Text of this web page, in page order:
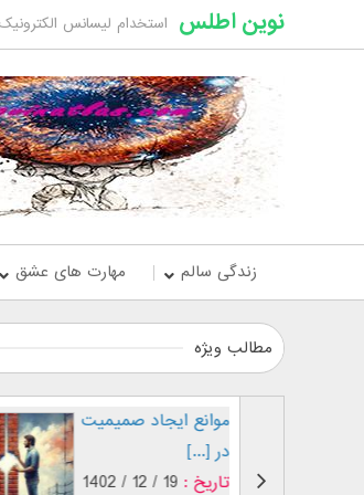
نوین اطلس استخدام لیسانس
زندگی سالم مهارت های عشق
مطالب ویژه
موانع ایجاد صمیمیت
در [...]
تاریخ : 19 / 12 / 1402